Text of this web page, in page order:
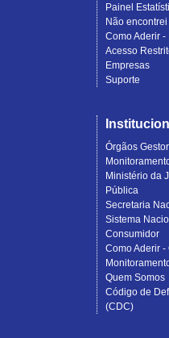
Painel
Não
Como Aderir -
Acesso
Empresas
Suporte
Órgãos
Ministério da
Pública
Secretaria
Sistema
Consumidor
Como Aderir -
Quem Somos
Código de
(CDC)